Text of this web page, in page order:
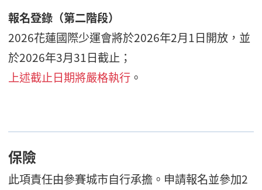
報名登錄（第二階段）
2026花蓮國際少運會將於2026年2月1日開放，並
於2026年3月31日截止；
上述截止日期將嚴格執行 。
保險
此項責任由參賽城市自行承擔。申請報名並參加2